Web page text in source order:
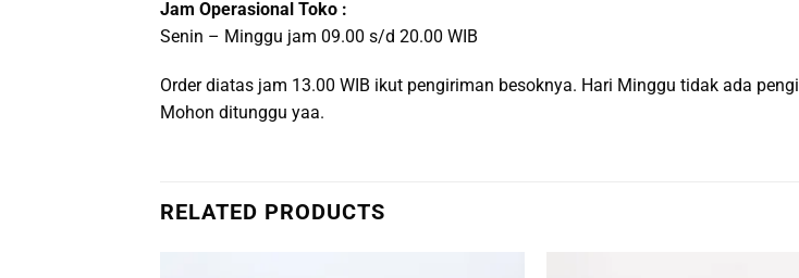
Jam Operasional Toko :
Senin – Minggu jam 09.00 s/d 20.00 WIB
Order diatas jam 13.00 WIB ikut pengiriman besoknya. Hari Minggu tidak ada
Mohon ditunggu yaa.
RELATED PRODUCTS